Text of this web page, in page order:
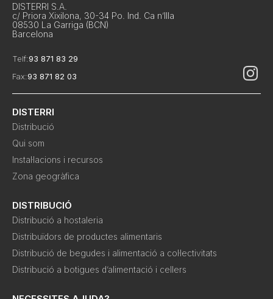
DISTERRI S.A.
c/ Priora Xixilona, 30-34 Po. Ind. Ca n’Illa
08530 La Garriga (BCN)
Barcelona
Telf:93 871 83 29
Fax:93 871 82 03
DISTERRI
Distribució
Qui som
Instal·lacions i recursos
Zona geogràfica
DISTRIBUCIÓ
Distribució a hostaleria
Distribuïdors de productes alimentaris
Distribució de begudes i alimentació a col·lectivitats
Distribució a botigues d’alimentació i cellers